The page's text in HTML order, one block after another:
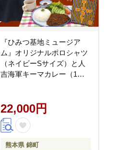
『ひみつ基地ミュージア
ム』オリジナルポロシャツ
（ネイビーSサイズ）と人
吉海軍キーマカレー（1
22,000円
熊本県 錦町